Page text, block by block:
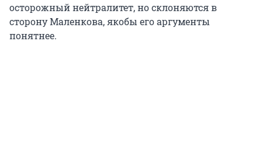
осторожный нейтралитет, но склоняются в
сторону Маленкова, якобы его аргументы
понятнее.